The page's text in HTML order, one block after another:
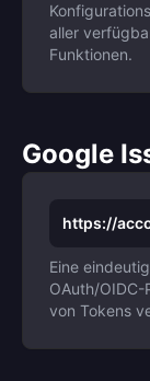
aller
Funktionen.
Google
https://
Eine
OAuth/
von Tokens